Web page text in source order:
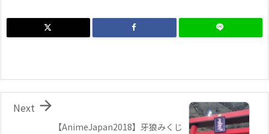
【AnimeJapan2018】牙狼みくじ

Next